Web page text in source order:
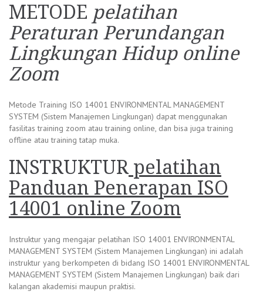
METODE pelatihan
Peraturan Perundangan
Lingkungan Hidup online
Zoom
Metode Training ISO 14001 ENVIRONMENTAL MANAGEMENT
SYSTEM (Sistem Manajemen Lingkungan) dapat menggunakan
fasilitas training zoom atau training online, dan bisa juga training
offline atau training tatap muka.
INSTRUKTUR pelatihan
Panduan Penerapan ISO
14001 online Zoom
Instruktur yang mengajar pelatihan ISO 14001 ENVIRONMENTAL
MANAGEMENT SYSTEM (Sistem Manajemen Lingkungan) ini adalah
instruktur yang berkompeten di bidang ISO 14001 ENVIRONMENTAL
MANAGEMENT SYSTEM (Sistem Manajemen Lingkungan) baik dari
kalangan akademisi maupun praktisi.